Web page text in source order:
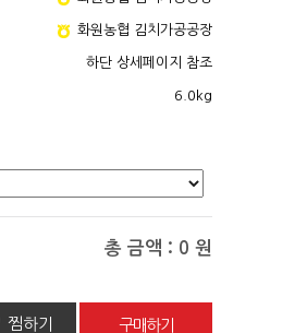
화원농협 김치가공공장
하단 상세페이지 참조
6.0kg
총 금액 : 0 원
찜하기